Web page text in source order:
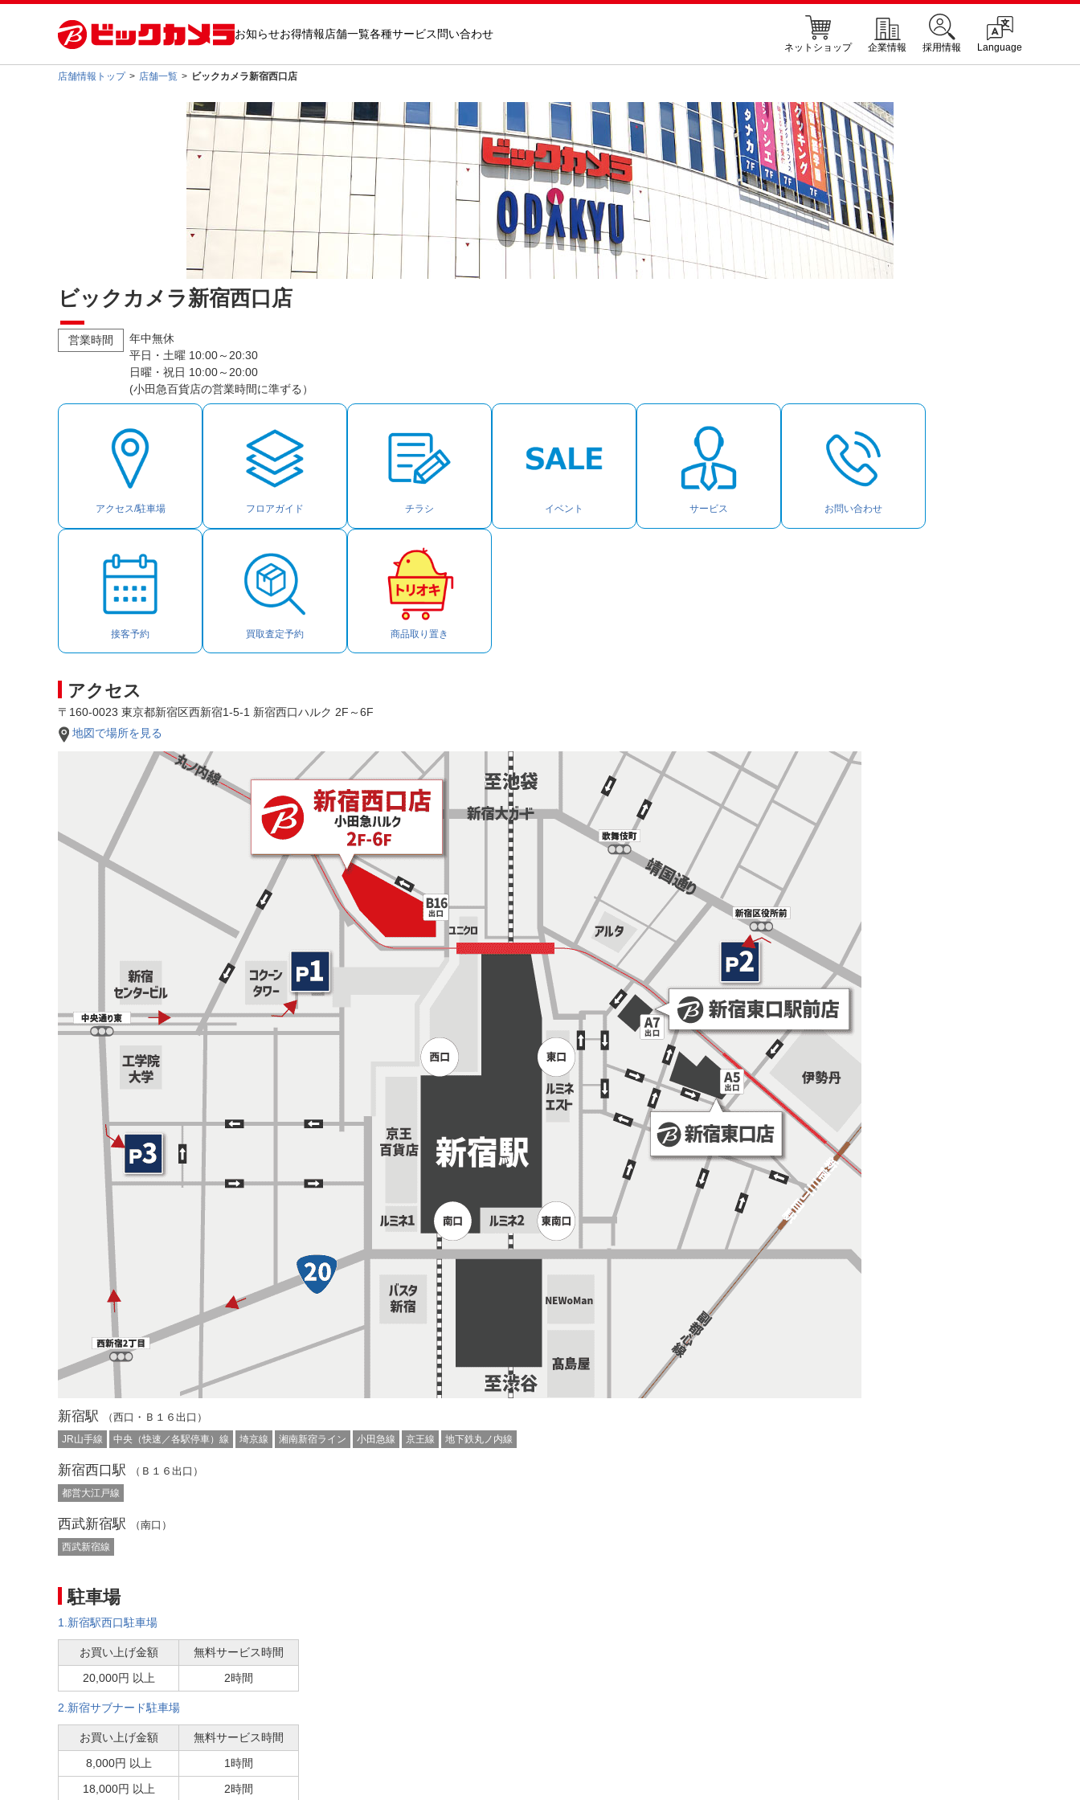
お知らせお得情報店舗一覧各種サービス 問い合わせ
ネットショップ 企業情報 採用情報 Language
店舗情報トップ 店舗一覧 ビックカメラ新宿西口店
ビックカメラ新宿西口店
営業時間
年中無休
平日・土曜 10:00～20:30
日曜・祝日 10:00～20:00
(小田急百貨店の営業時間に準ずる）
アクセス/駐車場 フロアガイド チラシ イベント サービス お問い合わせ
接客予約 買取査定予約 商品取り置き
アクセス
〒160-0023 東京都新宿区西新宿1-5-1 新宿西口ハルク 2F～6F
地図で場所を見る
新宿駅 （西口・Ｂ１６出口）
JR山手線 中央（快速／各駅停車）線 埼京線 湘南新宿ライン 小田急線 京王線 地下鉄丸ノ内線
新宿西口駅 （Ｂ１６出口）
都営大江戸線
西武新宿駅 （南口）
西武新宿線
駐車場
1.新宿駅西口駐車場
お買い上げ金額
無料サービス時間
20,000円 以上
2時間
2.新宿サブナード駐車場
お買い上げ金額
無料サービス時間
8,000円 以上
1時間
18,000円 以上
2時間